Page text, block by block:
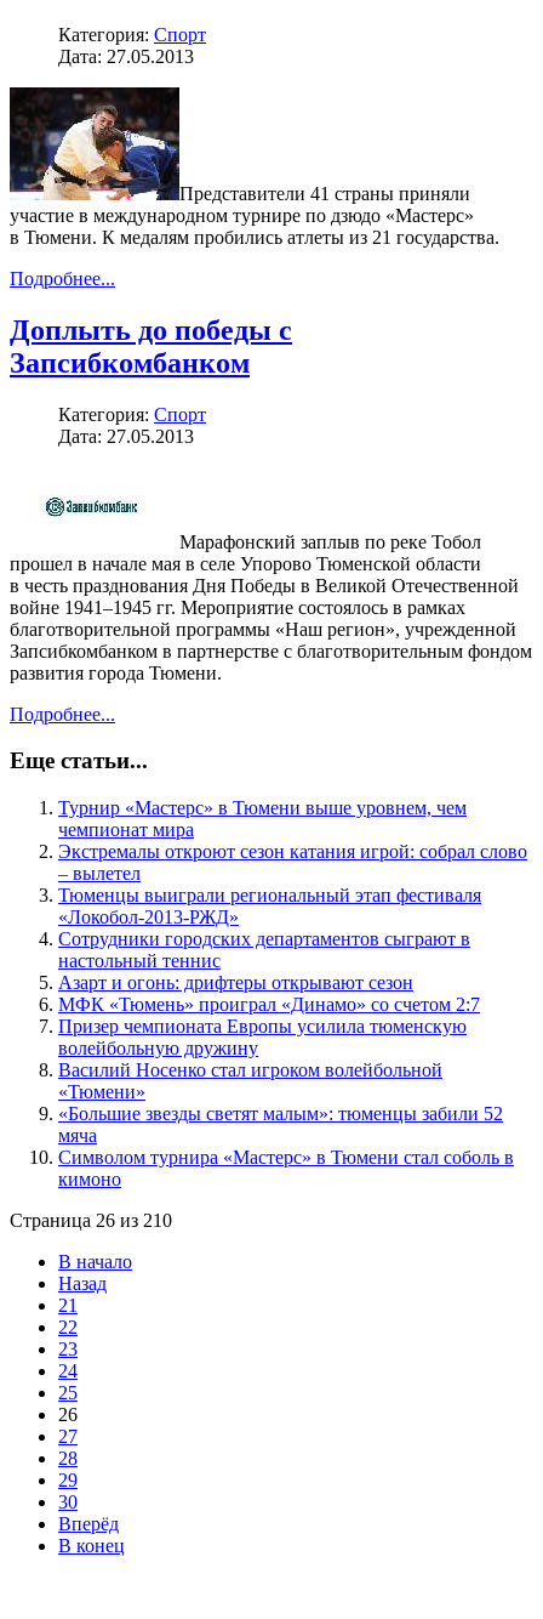
Категория: Спорт
Дата: 27.05.2013
Представители 41 страны приняли
участие в международном турнире по дзюдо «Мастерс»
в Тюмени. К медалям пробились атлеты из 21 государства.
Подробнее...
Доплыть до победы с
Запсибкомбанком
Категория: Спорт
Дата: 27.05.2013
Марафонский заплыв по реке Тобол
прошел в начале мая в селе Упорово Тюменской области
в честь празднования Дня Победы в Великой Отечественной
войне 1941–1945 гг. Мероприятие состоялось в рамках
благотворительной программы «Наш регион», учрежденной
Запсибкомбанком в партнерстве с благотворительным фондом
развития города Тюмени.
Подробнее...
Еще статьи...
Турнир «Мастерс» в Тюмени выше уровнем, чем
чемпионат мира
Экстремалы откроют сезон катания игрой: собрал слово
– вылетел
Тюменцы выиграли региональный этап фестиваля
«Локобол-2013-РЖД»
Сотрудники городских департаментов сыграют в
настольный теннис
Азарт и огонь: дрифтеры открывают сезон
МФК «Тюмень» проиграл «Динамо» со счетом 2:7
Призер чемпионата Европы усилила тюменскую
волейбольную дружину
Василий Носенко стал игроком волейбольной
«Тюмени»
«Большие звезды светят малым»: тюменцы забили 52
мяча
Символом турнира «Мастерс» в Тюмени стал соболь в
кимоно
Страница 26 из 210
В начало
Назад
21
22
23
24
25
26
27
28
29
30
Вперёд
В конец